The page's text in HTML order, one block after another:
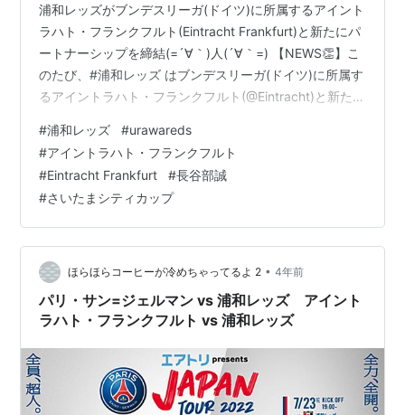
浦和レッズがブンデスリーガ(ドイツ)に所属するアイント
ラハト・フランクフルト(Eintracht Frankfurt)と新たにパ
ートナーシップを締結(=´∀｀)人(´∀｀=) 【NEWS👏】こ
のたび、#浦和レッズ はブンデスリーガ(ドイツ)に所属す
るアイントラハト・フランクフルト(@Eintracht)と新たに
さいたまシティカップでの対戦がパートナーシップのキ
ックオフです🏟️🔻詳細
https://t.co/y6YfSWn7pm#urawareds
pic.twitter.com/qkjYqLT6CI — 浦和レッズオフィシャル
(@…
#浦和レッズ #urawareds
#アイントラハト・フランクフルト
#Eintracht Frankfurt #長谷部誠
#さいたまシティカップ
ほらほらコーヒーが冷めちゃってるよ 2 • 4年前
パリ・サン=ジェルマン vs 浦和レッズ アイント
ラハト・フランクフルト vs 浦和レッズ